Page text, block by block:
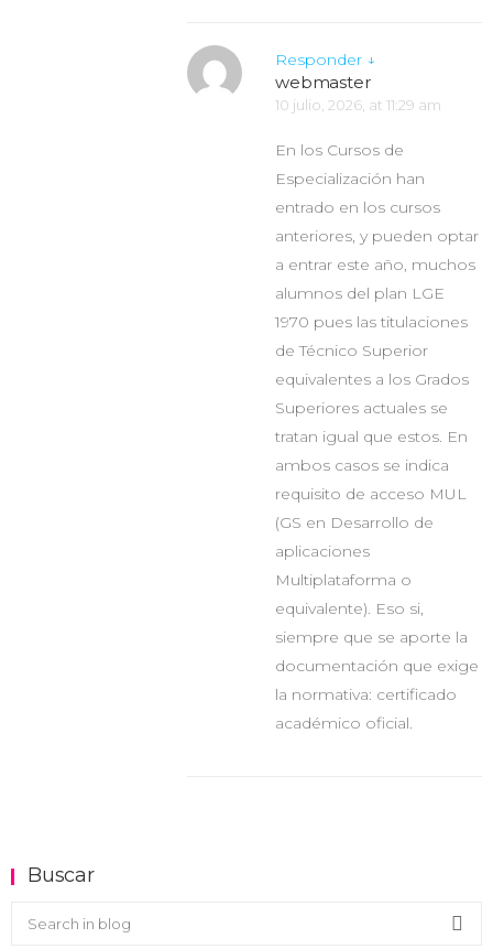
Responder ↓
webmaster
10 julio, 2026, at 11:29 am
En los Cursos de
Especialización han
entrado en los cursos
anteriores, y pueden optar
a entrar este año, muchos
alumnos del plan LGE
1970 pues las titulaciones
de Técnico Superior
equivalentes a los Grados
Superiores actuales se
tratan igual que estos. En
ambos casos se indica
requisito de acceso MUL
(GS en Desarrollo de
aplicaciones
Multiplataforma o
equivalente). Eso si,
siempre que se aporte la
documentación que exige
la normativa: certificado
académico oficial.
Buscar
Buscar en el blog